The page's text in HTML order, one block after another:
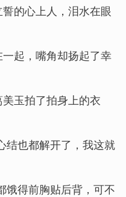
的心上人，泪水在眼
起，嘴角却扬起了幸
玉拍了拍身上的衣
结也都解开了，我这就
饿得前胸贴后背，可不